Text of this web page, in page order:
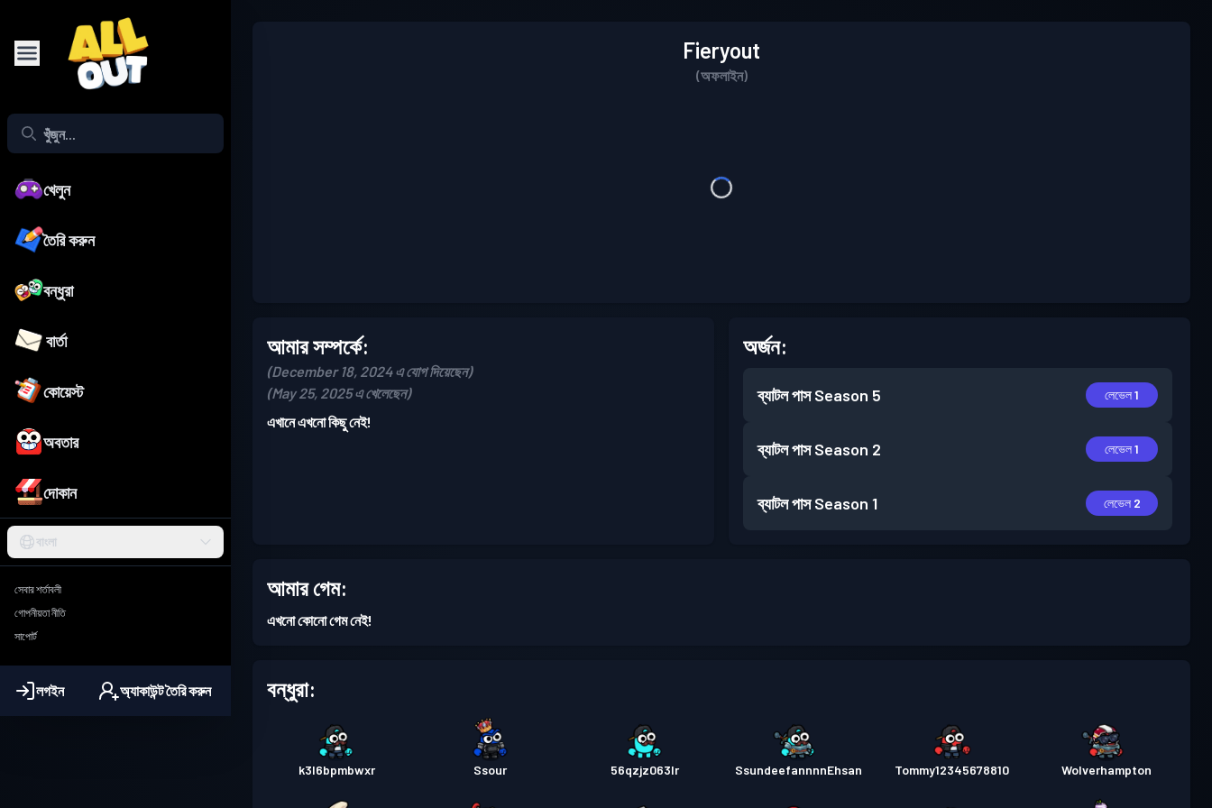
খেলুন
তৈরি করুন
বন্ধুরা
বার্তা
কোয়েস্ট
অবতার
দোকান
বাংলা
সেবার শর্তাবলী
গোপনীয়তা নীতি
সাপোর্ট
লগইন অ্যাকাউন্ট তৈরি করুন
Fieryout
(অফলাইন)
আমার সম্পর্কে:
(December 18, 2024 এ যোগ দিয়েছেন)
(May 25, 2025 এ খেলেছেন)
এখানে এখনো কিছু নেই!
অর্জন:
ব্যাটল পাস Season 5 লেভেল 1
ব্যাটল পাস Season 2 লেভেল 1
ব্যাটল পাস Season 1 লেভেল 2
আমার গেম:
এখনো কোনো গেম নেই!
বন্ধুরা:
k3l6bpmbwxr Ssour 56qzjz063lr SsundeefannnnEhsan Tommy12345678810 Wolverhampton